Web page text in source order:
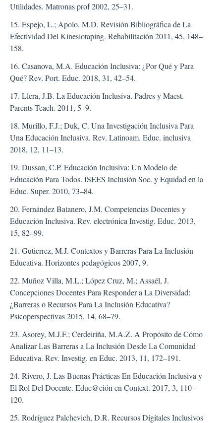
Utilidades. Matronas prof 2002, 25–31.
15. Espejo, L.; Apolo, M.D. Revisión Bibliográfica de La
Efectividad Del Kinesiotaping. Rehabilitación 2011, 45, 148–
158.
16. Casanova, M.A. Educación Inclusiva: ¿Por Qué y Para
Qué? Rev. Port. Educ. 2018, 31, 42–54.
17. Llera, J.B. La Educación Inclusiva. Padres y Maest.
Parents Teach. 2011, 5–9.
18. Murillo, F.J.; Duk, C. Una Investigación Inclusiva Para
Una Educación Inclusiva. Rev. Latinoam. Educ. inclusiva
2018, 12, 11–13.
19. Dussan, C.P. Educación Inclusiva: Un Modelo de
Educación Para Todos. ISEES Inclusión Soc. y Equidad en la
Educ. Super. 2010, 73–84.
20. Fernández Batanero, J.M. Competencias Docentes y
Educación Inclusiva. Rev. electrónica Investig. Educ. 2013,
15, 82–99.
21. Gutierrez, M.J. Contextos y Barreras Para La Inclusión
Educativa. Horizontes pedagógicos 2007, 9.
22. Muñoz Villa, M.L.; López Cruz, M.; Assaél, J.
Concepciones Docentes Para Responder a La Diversidad:
¿Barreras o Recursos Para La Inclusión Educativa?
Psicoperspectivas 2015, 14, 68–79.
23. Asorey, M.J.F.; Cerdeiriña, M.A.Z. A Propósito de Cómo
Analizar Las Barreras a La Inclusión Desde La Comunidad
Educativa. Rev. Investig. en Educ. 2013, 11, 172–191.
24. Rivero, J. Las Buenas Prácticas En Educación Inclusiva y
El Rol Del Docente. Educ@ción en Context. 2017, 3, 110–
120.
25. Rodríguez Palchevich, D.R. Recursos Digitales Inclusivos